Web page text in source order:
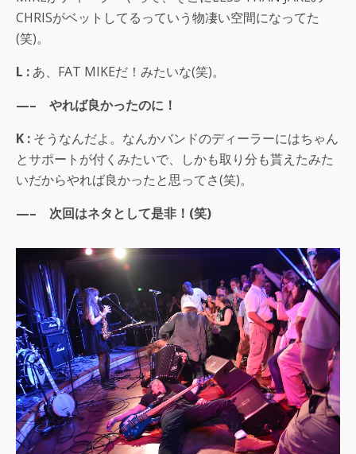
CHRISがベットしてるっていう物凄い空間になってた
(笑)。
L : あ、FAT MIKEだ！みたいな(笑)。
—– やれば良かったのに！
K : そうなんだよ。なんかバンドのディーラーにはちゃん
とサポートが付くみたいで、しかも取り分も貰えたみた
いだからやれば良かったと思ってさ(笑)。
—– 次回はネタとして是非！(笑)